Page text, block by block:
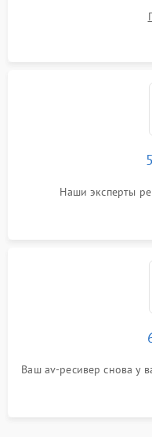
Наши эксперты
Ваш av-ресивер снова у